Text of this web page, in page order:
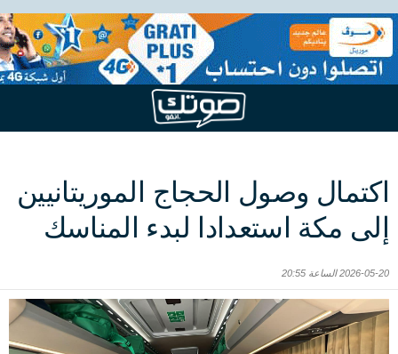
اكتمال وصول الحجاج الموريتانيين
إلى مكة استعدادا لبدء المناسك
2026-05-20 الساعة 20:55